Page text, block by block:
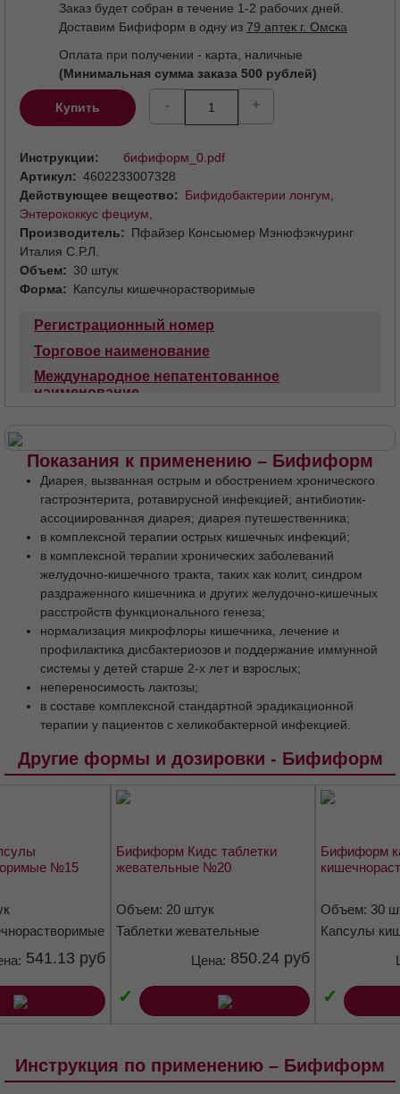
Заказ будет собран в течение 1-2 рабочих дней.
Доставим Бифиформ в одну из 79 аптек г. Омска
Оплата при получении - карта, наличные
(Минимальная сумма заказа 500 рублей)
Купить - +
Инструкции
бифиформ_0.pdf
Артикул
4602233007328
Действующее вещество
Бифидобактерии лонгум,
Энтерококкус фециум,
Производитель
Пфайзер Консьюмер Мэнюфэкчуринг
Италия С.Р.Л.
Объем
30 штук
Форма
Капсулы кишечнорастворимые
Регистрационный номер
Торговое наименование
Международное непатентованное
наименование
Фармакологические свойства
Фармакодинамика
Показания
Противопоказания
Применение при беременности и в период
грудного вскармливания
Способ применения и дозы
Побочное действие
Передозировка
Взаимодействие с другими
лекарственными средствами
Особые указания
Влияние на способность управлять
транспортными средствами, механизмами
Форма выпуска
Срок годности
Условия отпуска из аптек
Показания к применению – Бифиформ
Диарея, вызванная острым и обострением хронического
гастроэнтерита, ротавирусной инфекцией; антибиотик-
ассоциированная диарея; диарея путешественника;
в комплексной терапии острых кишечных инфекций;
в комплексной терапии хронических заболеваний
желудочно-кишечного тракта, таких как колит, синдром
раздраженного кишечника и других желудочно-кишечных
расстройств функционального генеза;
нормализация микрофлоры кишечника, лечение и
профилактика дисбактериозов и поддержание иммунной
системы у детей старше 2-х лет и взрослых;
непереносимость лактозы;
в составе комплексной стандартной эрадикационной
терапии у пациентов с хеликобактерной инфекцией.
Другие формы и дозировки - Бифиформ
№15
541.13 руб
Бифиформ Кидс таблетки
жевательные №20
Объем: 20 штук
Таблетки жевательные
Цена: 850.24 руб
✓
Бифиформ
Объем: 30
Капсулы
✓
Инструкция по применению – Бифиформ